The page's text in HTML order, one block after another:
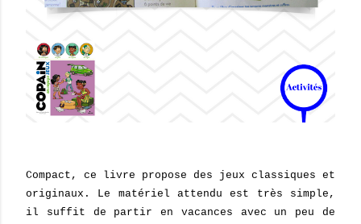
Compact, ce livre propose des jeux classiques et
originaux. Le matériel attendu est très simple,
il suffit de partir en vacances avec un peu de